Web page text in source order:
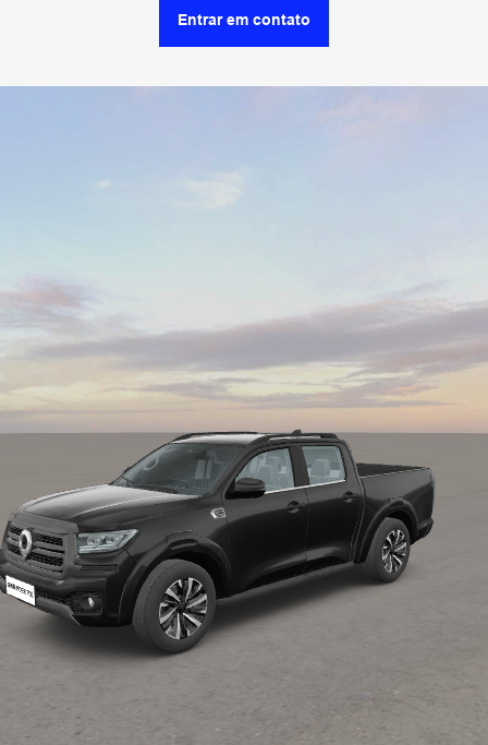
Entrar em contato